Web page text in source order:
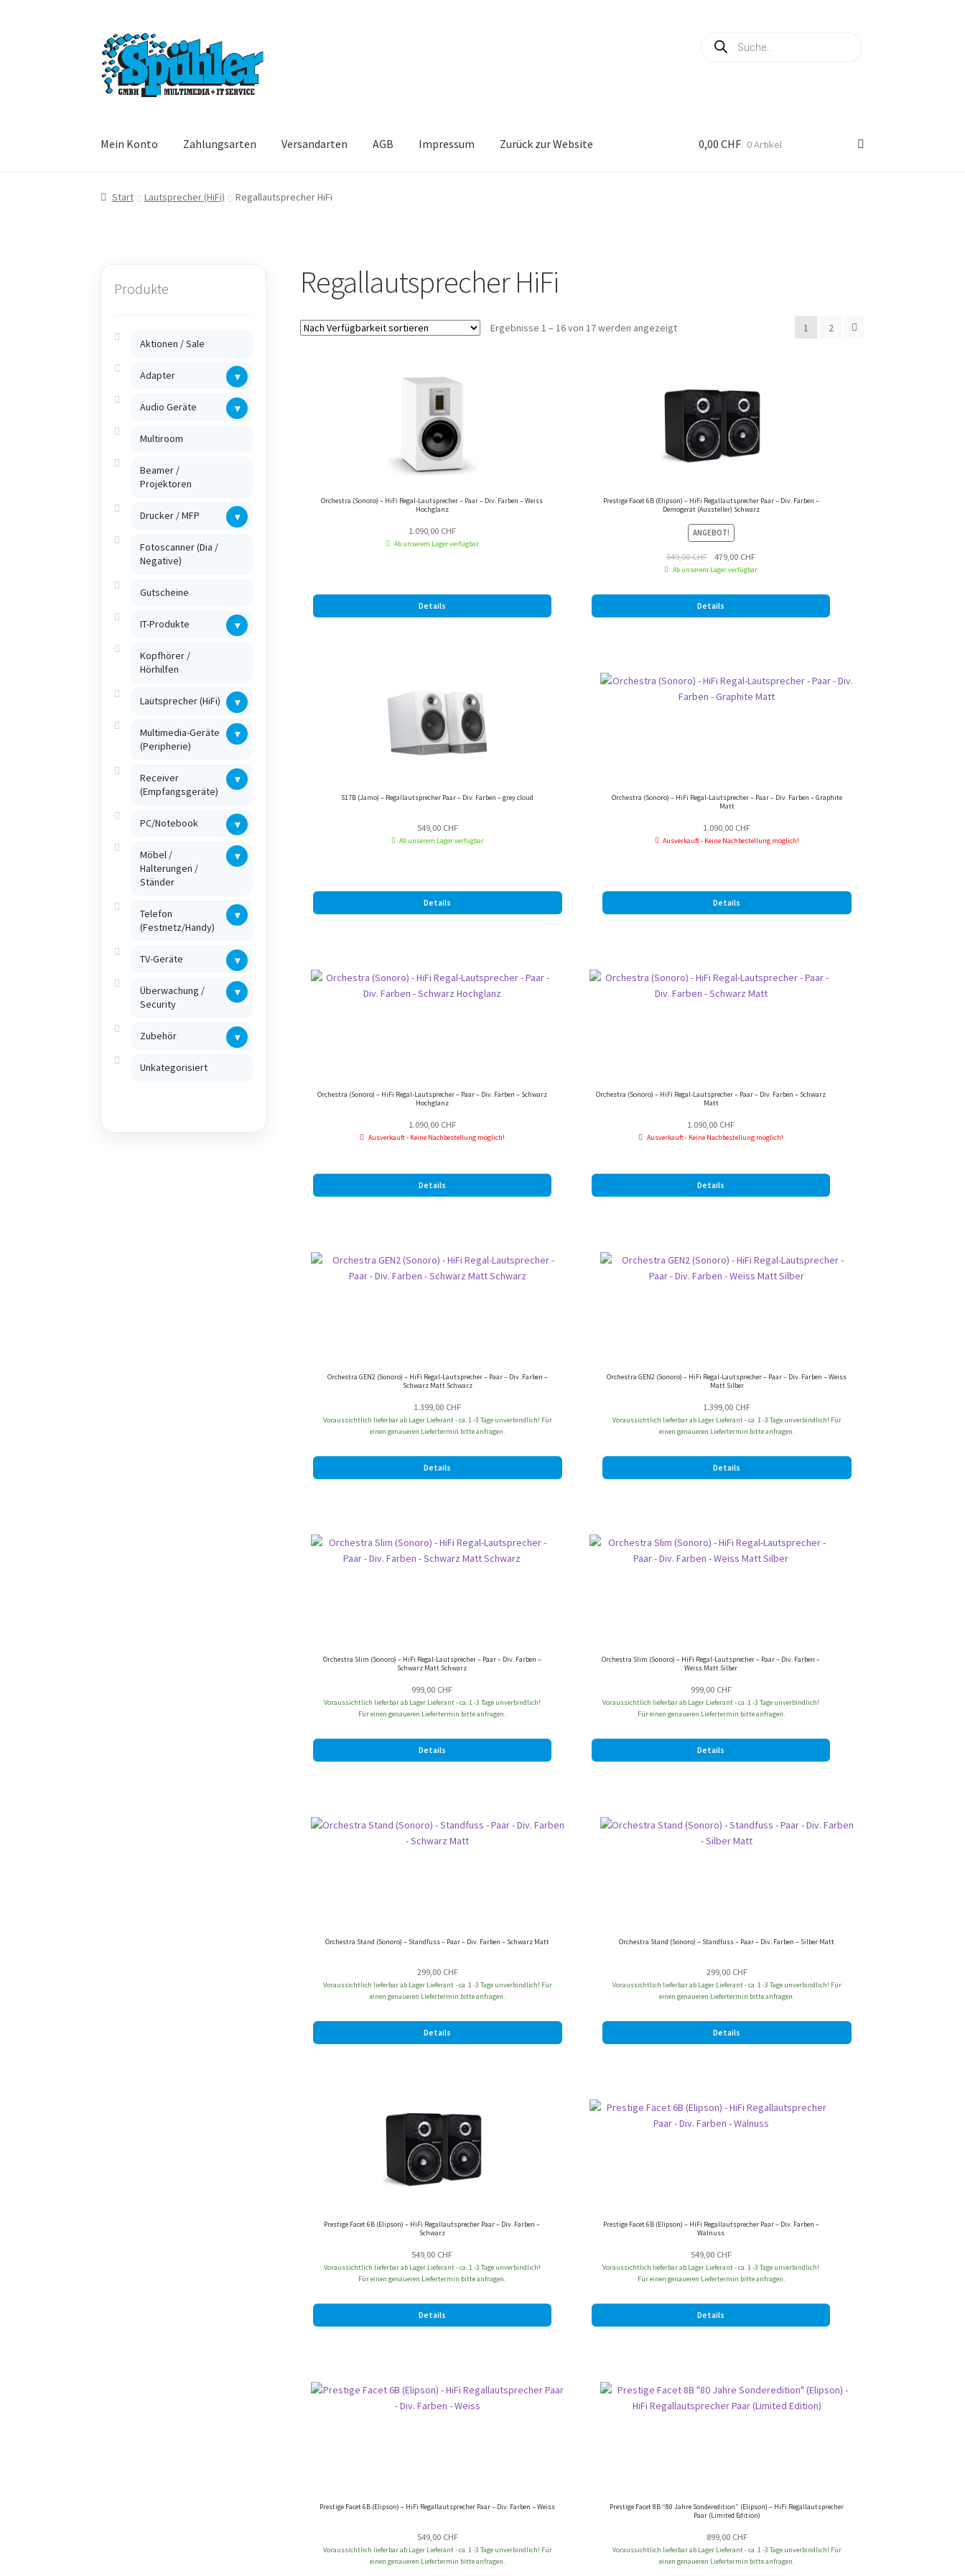
Zur
Navigation
springen
Zum
Inhalt
springen
Products
search
Mein Konto Zahlungsarten Versandarten AGB Impressum Zurück zur Website 0,00 CHF 0 Artikel
Start Lautsprecher (HiFi) Regallautsprecher HiFi
Regallautsprecher HiFi
Ergebnisse 1 – 16 von 17 werden angezeigt 1 2
Orchestra (Sonoro) – HiFi Regal-Lautsprecher – Paar – Div. Farben – Weiss
Hochglanz
1.090,00 CHF
Ab unserem Lager verfügbar
Details
Prestige Facet 6B (Elipson) – HiFi Regallautsprecher Paar – Div. Farben –
Demogerät (Aussteller) Schwarz
ANGEBOT!
549,00CHF
Ursprünglicher
Preis
479,00 CHFAktueller
Preis
Ab unserem Lager verfügbar
Details
S17B (Jamo) – Regallautsprecher Paar – Div. Farben – grey cloud
549,00 CHF
Ab unserem Lager verfügbar
Details
Orchestra (Sonoro) – HiFi Regal-Lautsprecher – Paar – Div. Farben – Graphite
Matt
1.090,00 CHF
Ausverkauft - Keine Nachbestellung möglich!
Details
Orchestra (Sonoro) – HiFi Regal-Lautsprecher – Paar – Div. Farben – Schwarz
Hochglanz
1.090,00 CHF
Ausverkauft - Keine Nachbestellung möglich!
Details
Orchestra (Sonoro) – HiFi Regal-Lautsprecher – Paar – Div. Farben – Schwarz
Matt
1.090,00 CHF
Ausverkauft - Keine Nachbestellung möglich!
Details
Orchestra GEN2 (Sonoro) – HiFi Regal-Lautsprecher – Paar – Div. Farben –
Schwarz Matt Schwarz
1.399,00 CHF
Voraussichtlich lieferbar ab Lager Lieferant - ca. 1 -3 Tage unverbindlich! Für
einen genaueren Liefertermin bitte anfragen.
Details
Orchestra GEN2 (Sonoro) – HiFi Regal-Lautsprecher – Paar – Div. Farben – Weiss
Matt Silber
1.399,00 CHF
Voraussichtlich lieferbar ab Lager Lieferant - ca. 1 -3 Tage unverbindlich! Für
einen genaueren Liefertermin bitte anfragen.
Details
Orchestra Slim (Sonoro) – HiFi Regal-Lautsprecher – Paar – Div. Farben –
Schwarz Matt Schwarz
999,00 CHF
Voraussichtlich lieferbar ab Lager Lieferant - ca. 1 -3 Tage unverbindlich!
Für einen genaueren Liefertermin bitte anfragen.
Details
Orchestra Slim (Sonoro) – HiFi Regal-Lautsprecher – Paar – Div. Farben –
Weiss Matt Silber
999,00 CHF
Voraussichtlich lieferbar ab Lager Lieferant - ca. 1 -3 Tage unverbindlich!
Für einen genaueren Liefertermin bitte anfragen.
Details
Orchestra Stand (Sonoro) – Standfuss – Paar – Div. Farben – Schwarz Matt
299,00 CHF
Voraussichtlich lieferbar ab Lager Lieferant - ca. 1 -3 Tage unverbindlich! Für
einen genaueren Liefertermin bitte anfragen.
Details
Orchestra Stand (Sonoro) – Standfuss – Paar – Div. Farben – Silber Matt
299,00 CHF
Voraussichtlich lieferbar ab Lager Lieferant - ca. 1 -3 Tage unverbindlich! Für
einen genaueren Liefertermin bitte anfragen.
Details
Prestige Facet 6B (Elipson) – HiFi Regallautsprecher Paar – Div. Farben –
Schwarz
549,00 CHF
Voraussichtlich lieferbar ab Lager Lieferant - ca. 1 -3 Tage unverbindlich!
Für einen genaueren Liefertermin bitte anfragen.
Details
Prestige Facet 6B (Elipson) – HiFi Regallautsprecher Paar – Div. Farben –
Walnuss
549,00 CHF
Voraussichtlich lieferbar ab Lager Lieferant - ca. 1 -3 Tage unverbindlich!
Für einen genaueren Liefertermin bitte anfragen.
Details
Prestige Facet 6B (Elipson) – HiFi Regallautsprecher Paar – Div. Farben – Weiss
549,00 CHF
Voraussichtlich lieferbar ab Lager Lieferant - ca. 1 -3 Tage unverbindlich! Für
einen genaueren Liefertermin bitte anfragen.
Prestige Facet 8B “80 Jahre Sonderedition” (Elipson) – HiFi Regallautsprecher
Paar (Limited Edition)
899,00 CHF
Voraussichtlich lieferbar ab Lager Lieferant - ca. 1 -3 Tage unverbindlich! Für
einen genaueren Liefertermin bitte anfragen.
Produkte
Aktionen / Sale
Adapter ▾
Audio Geräte ▾
Multiroom
Beamer /
Projektoren
Drucker / MFP ▾
Fotoscanner (Dia /
Negative)
Gutscheine
IT-Produkte ▾
Kopfhörer /
Hörhilfen
Lautsprecher (HiFi) ▾
Multimedia-Geräte
(Peripherie)
▾
Receiver
(Empfangsgeräte)
▾
PC/Notebook ▾
Möbel /
Halterungen /
Ständer
▾
Telefon
(Festnetz/Handy)
▾
TV-Geräte ▾
Überwachung /
Security
▾
Zubehör ▾
Unkategorisiert